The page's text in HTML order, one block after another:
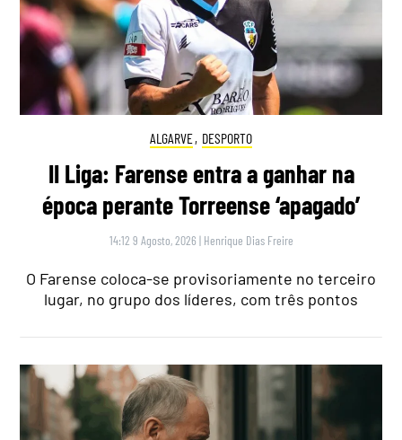
ALGARVE, DESPORTO
II Liga: Farense entra a ganhar na
época perante Torreense ‘apagado’
14:12 9 Agosto, 2026 | Henrique Dias Freire
O Farense coloca-se provisoriamente no terceiro
lugar, no grupo dos líderes, com três pontos